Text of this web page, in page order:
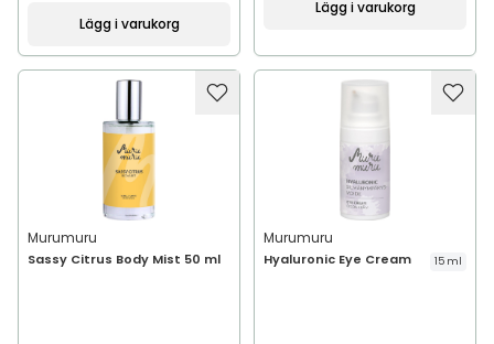
Lägg i varukorg
Lägg i varukorg
Murumuru
Sassy Citrus Body Mist 50 ml
Murumuru
Hyaluronic Eye Cream 15 ml